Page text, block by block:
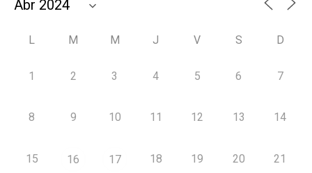
L M M J V S D
1 2 3 4 5 6 7
8 9 10 11 12 13 14
15 16 17 18 19 20 21